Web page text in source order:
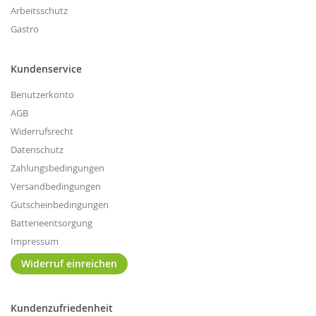
Arbeitsschutz
Gastro
Kundenservice
Benutzerkonto
AGB
Widerrufsrecht
Datenschutz
Zahlungsbedingungen
Versandbedingungen
Gutscheinbedingungen
Batterieentsorgung
Impressum
Widerruf einreichen
Kundenzufriedenheit